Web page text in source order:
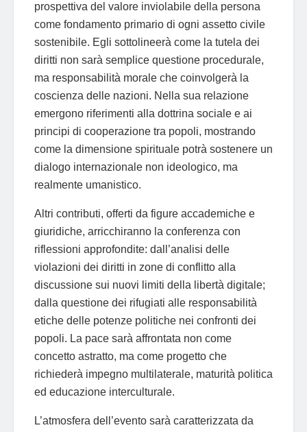
prospettiva del valore inviolabile della persona
come fondamento primario di ogni assetto civile
sostenibile. Egli sottolineerà come la tutela dei
diritti non sarà semplice questione procedurale,
ma responsabilità morale che coinvolgerà la
coscienza delle nazioni. Nella sua relazione
emergono riferimenti alla dottrina sociale e ai
principi di cooperazione tra popoli, mostrando
come la dimensione spirituale potrà sostenere un
dialogo internazionale non ideologico, ma
realmente umanistico.
Altri contributi, offerti da figure accademiche e
giuridiche, arricchiranno la conferenza con
riflessioni approfondite: dall’analisi delle
violazioni dei diritti in zone di conflitto alla
discussione sui nuovi limiti della libertà digitale;
dalla questione dei rifugiati alle responsabilità
etiche delle potenze politiche nei confronti dei
popoli. La pace sarà affrontata non come
concetto astratto, ma come progetto che
richiederà impegno multilaterale, maturità politica
ed educazione interculturale.
L’atmosfera dell’evento sarà caratterizzata da